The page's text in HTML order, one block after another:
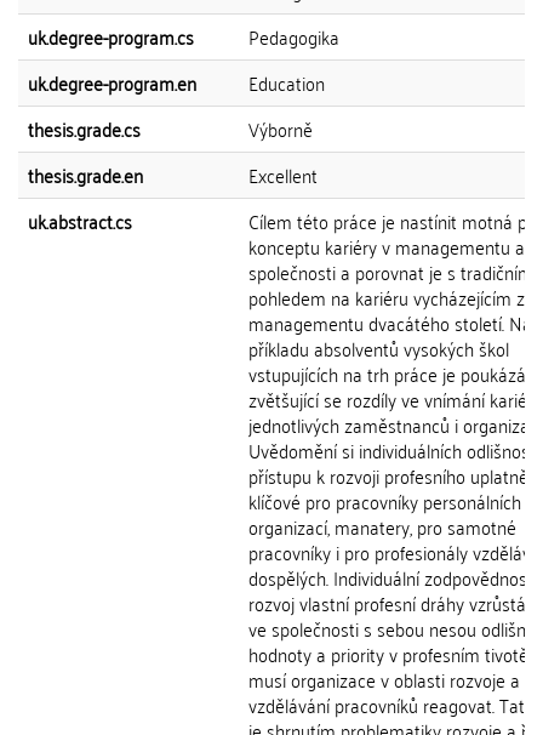
uk.degree-program.cs
Pedagogika
uk.degree-program.en
Education
thesis.grade.cs
Výborně
thesis.grade.en
Excellent
uk.abstract.cs
Cílem této práce je nastínit motná
konceptu kariéry v managementu a
společnosti a porovnat je s tradičním
pohledem na kariéru vycházejícím z
managementu dvacátého století. Na
příkladu absolventů vysokých škol
vstupujících na trh práce je
zvětšující se rozdíly ve vnímání
jednotlivých zaměstnanců i organizací.
Uvědomění si individuálních
přístupu k rozvoji profesního
klíčové pro pracovníky personálních
organizací, manatery, pro samotné
pracovníky i pro profesionály
dospělých. Individuální zodpovědnost
rozvoj vlastní profesní dráhy vzrůstá.
ve společnosti s sebou nesou odlišné
hodnoty a priority v profesním tivotě,
musí organizace v oblasti rozvoje a
vzdělávání pracovníků reagovat. Tato